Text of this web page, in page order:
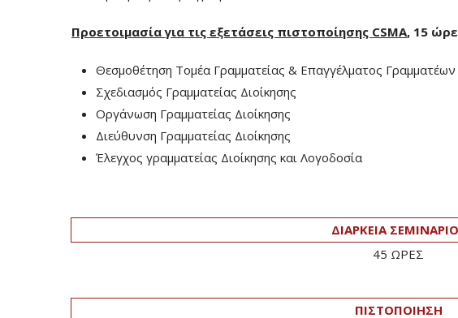
Προετοιμασία για τις εξετάσεις πιστοποίησης CSMA, 15
Θεσμοθέτηση Τομέα Γραμματείας & Επαγγέλματος
Σχεδιασμός Γραμματείας Διοίκησης
Οργάνωση Γραμματείας Διοίκησης
Διεύθυνση Γραμματείας Διοίκησης
Έλεγχος γραμματείας Διοίκησης και Λογοδοσία
ΔΙΑΡΚΕΙΑ
45 ΩΡΕΣ
ΠΙΣΤΟΠΟΙΗΣΗ